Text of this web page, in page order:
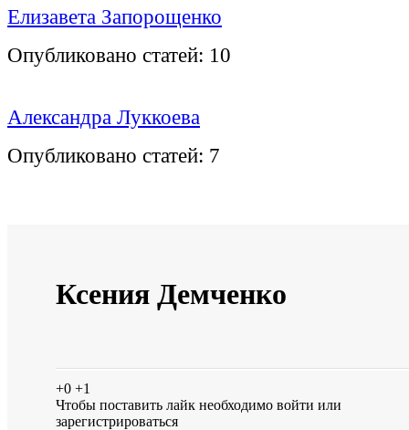
Елизавета Запорощенко
Опубликовано статей: 10
Александра Луккоева
Опубликовано статей: 7
Ксения Демченко
+0 +1
Чтобы поставить лайк необходимо войти или
зарегистрироваться